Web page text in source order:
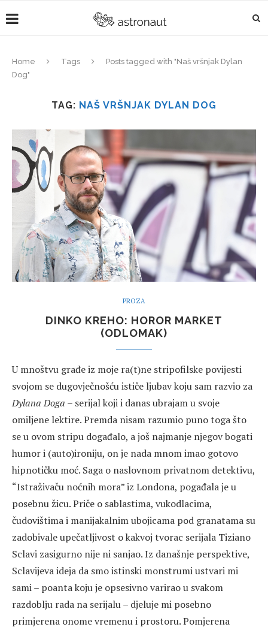
Home Tags
Posts tagged with "Naš vršnjak Dylan
Dog"
TAG: NAŠ VRŠNJAK DYLAN DOG
PROZA
DINKO KREHO: HOROR MARKET
(ODLOMAK)
U mnoštvu građe iz moje ra(t)ne stripofilske povijesti
svojom se dugovječnošću ističe ljubav koju sam razvio za
Dylana Doga – serijal koji i danas ubrajam u svoje
omiljene lektire. Premda nisam razumio puno toga što
se u ovom stripu događalo, a još najmanje njegov bogati
humor i (auto)ironiju, on je nada mnom imao gotovo
hipnotičku moć. Saga o naslovnom privatnom detektivu,
“Istraživaču noćnih mora” iz Londona, pogađala je u
posebnu žicu. Priče o sablastima, vukodlacima,
čudovištima i manijakalnim ubojicama pod granatama su
zadobivale upečatljivost o kakvoj tvorac serijala Tiziano
Sclavi zasigurno nije ni sanjao. Iz današnje perspektive,
Sclavijeva ideja da smo istinski monstrumi ustvari mi
sami – poanta koju je opsesivno varirao u svakom
razdoblju rada na serijalu – djeluje mi posebno
primjerena onome vremenu i prostoru. Pomjerena